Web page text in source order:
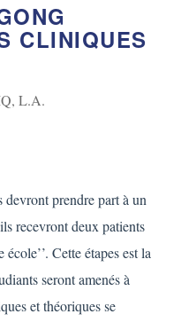
CLINIQUES
L.A.
prendre part à un
recevront deux patients
Cette étapes est la
seront amenés à
et théoriques se